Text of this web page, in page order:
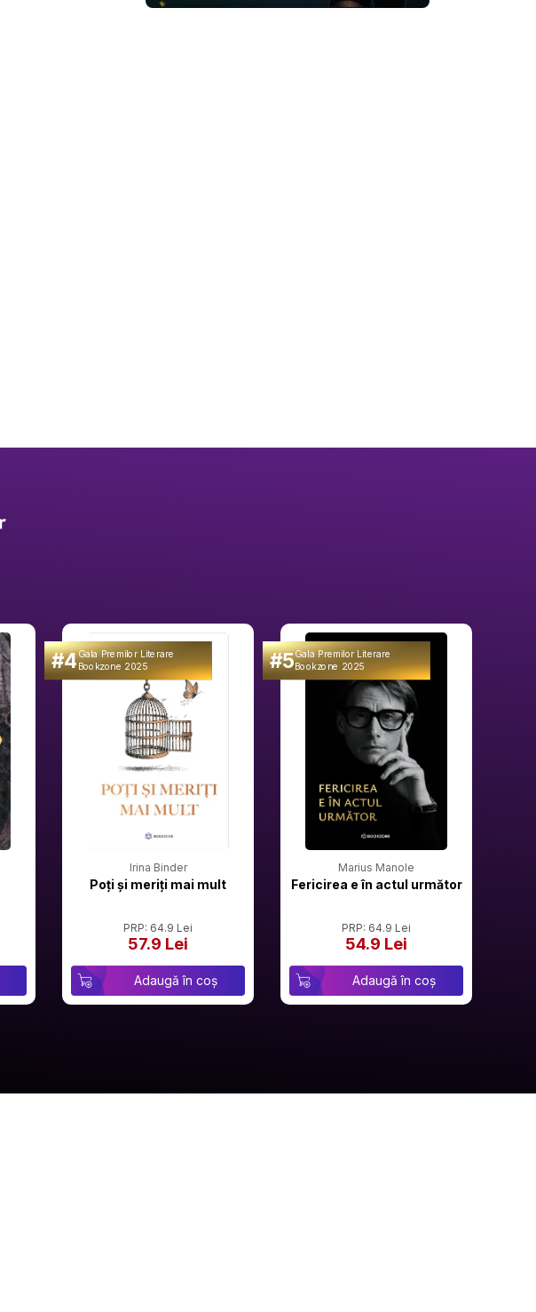
#4Gala Premilor Literare
Bookzone 2025
Irina Binder
Poți și meriți mai mult
PRP: 64.9 Lei
57.9 Lei
Adaugă în coș
#5Gala Premilor Literare
Bookzone 2025
Marius Manole
Fericirea e în actul următor
PRP: 64.9 Lei
54.9 Lei
Adaugă în coș